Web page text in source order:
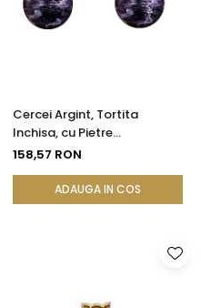
Cercei Argint, Tortita
Inchisa, cu Pietre
Semipretioase Naturale de
158,57 RON
ADAUGA IN COS